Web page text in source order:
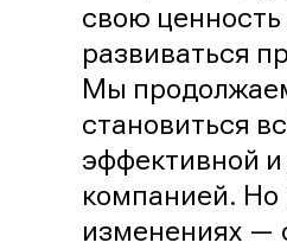
свою ценность
развиваться
Мы
становиться
эффективной и
компанией. Но
изменениях —